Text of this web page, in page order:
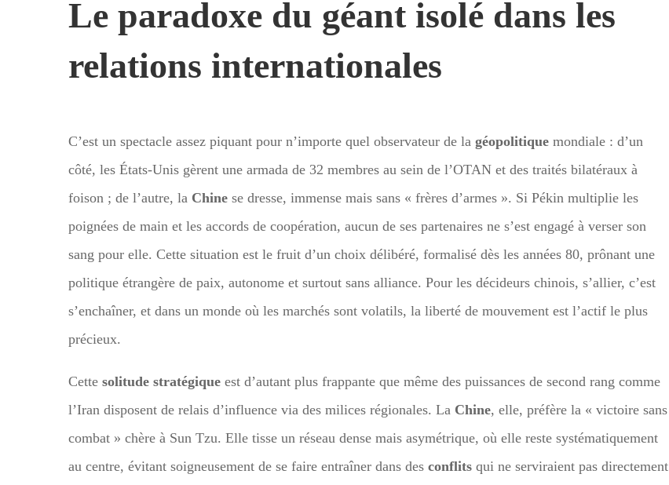
Le paradoxe du géant isolé dans les
relations internationales
C’est un spectacle assez piquant pour n’importe quel observateur de la géopolitique mondiale : d’un
côté, les États-Unis gèrent une armada de 32 membres au sein de l’OTAN et des traités bilatéraux à
foison ; de l’autre, la Chine se dresse, immense mais sans « frères d’armes ». Si Pékin multiplie les
poignées de main et les accords de coopération, aucun de ses partenaires ne s’est engagé à verser son
sang pour elle. Cette situation est le fruit d’un choix délibéré, formalisé dès les années 80, prônant une
politique étrangère de paix, autonome et surtout sans alliance. Pour les décideurs chinois, s’allier, c’est
s’enchaîner, et dans un monde où les marchés sont volatils, la liberté de mouvement est l’actif le plus
précieux.
Cette solitude stratégique est d’autant plus frappante que même des puissances de second rang comme
l’Iran disposent de relais d’influence via des milices régionales. La Chine, elle, préfère la « victoire sans
combat » chère à Sun Tzu. Elle tisse un réseau dense mais asymétrique, où elle reste systématiquement
au centre, évitant soigneusement de se faire entraîner dans des conflits qui ne serviraient pas directement